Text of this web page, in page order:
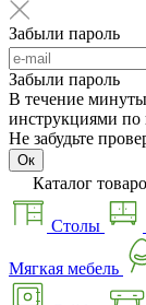
Забыли пароль
Забыли пароль
В течение
инструкциями по
Не забудьте
Ок
Каталог
Столы
Мягкая мебель